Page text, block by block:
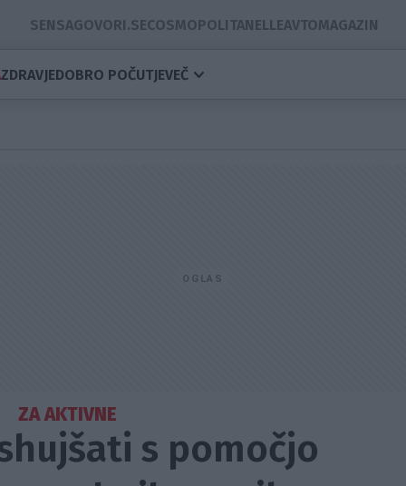
SENSAGOVORI.SECOSMOPOLITANELLEAVTOMAGAZIN
ZDRAVJEDOBRO POČUTJEVEČ
ZA AKTIVNE
s pomočjo